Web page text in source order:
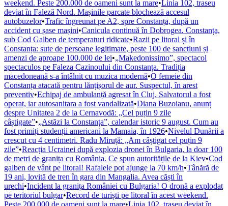
weekend. Peste 200.000 de oameni sunt la mare•Linia 102, traseu
deviat în Faleză Nord. Mașinile parcate blochează accesul
autobuzelor•Trafic îngreunat pe A2, spre Constanța, după un
accident cu șase mașini•Canicula continuă în Dobrogea. Constanța,
sub Cod Galben de temperaturi ridicate•Razii pe litoral și în
Constanța: sute de persoane legitimate, peste 100 de sancțiuni și
amenzi de aproape 100.000 de lei•„Makedonissimo”, spectacol
spectaculos pe Faleza Cazinoului din Constanța. Tradiția
macedoneană s-a întâlnit cu muzica modernă•O femeie din
Constanța atacată pentru lănțișorul de aur. Suspectul, în arest
preventiv•Echipaj de ambulanță agresat în Cluj. Salvatorul a fost
operat, iar autosanitara a fost vandalizată•Diana Buzoianu, anunț
despre Unitatea 2 de la Cernavodă: „Cel puțin 9 zile
câștigate”•„Astăzi la Constanța”, calendar istoric 9 august. Cum au
fost primiți studenții americani la Mamaia, în 1926•Nivelul Dunării a
crescut cu 4 centimetri. Radu Miruță: „Am câștigat cel puțin 9
zile”•Reacția Ucrainei după explozia dronei în Bulgaria, la doar 100
de metri de granița cu România. Ce spun autoritățile de la Kiev•Cod
galben de vânt pe litoral! Rafalele pot ajunge la 70 km/h•Tânără de
19 ani, lovită de tren în gara din Mangalia. Avea căști în
urechi•Incident la granița României cu Bulgaria! O dronă a explodat
pe teritoriul bulgar•Record de turiști pe litoral în acest weekend.
Peste 200.000 de oameni sunt la mare•Linia 102, traseu deviat în